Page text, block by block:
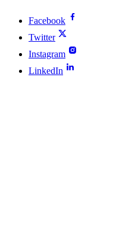
Facebook
Twitter
Instagram
LinkedIn